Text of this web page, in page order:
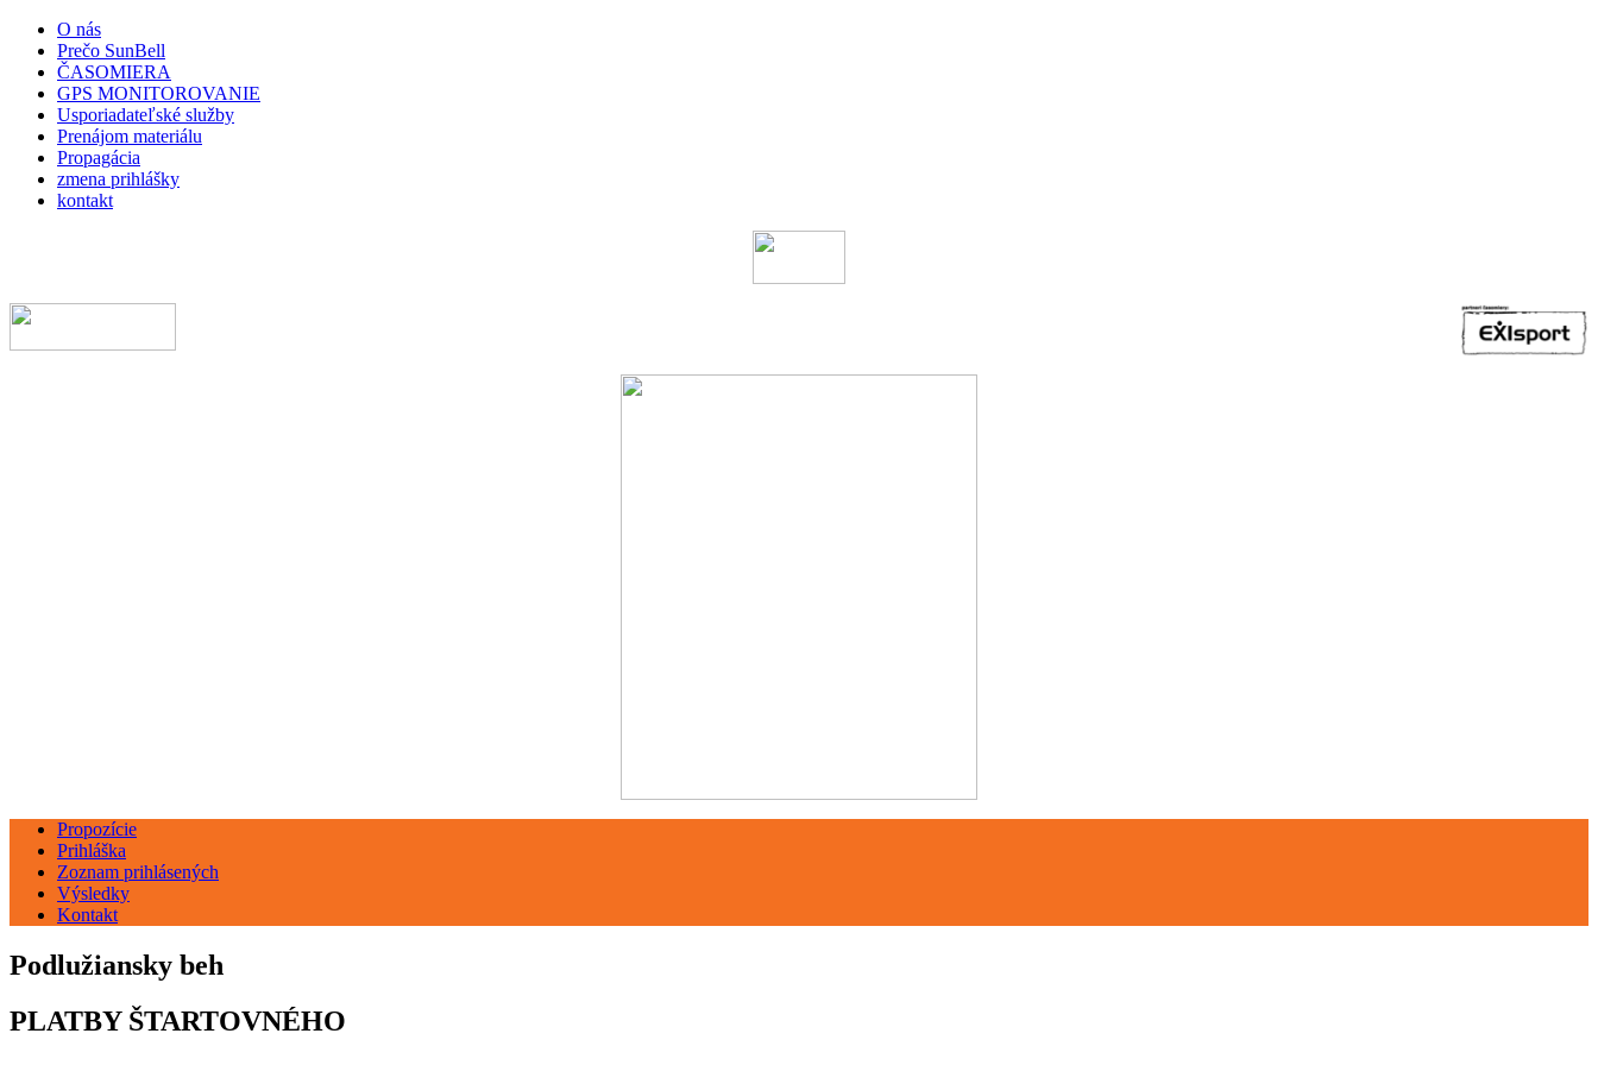
O nás
Prečo SunBell
ČASOMIERA
GPS MONITOROVANIE
Usporiadateľské služby
Prenájom materiálu
Propagácia
zmena prihlášky
kontakt
Propozície
Prihláška
Zoznam prihlásených
Výsledky
Kontakt
Podlužiansky beh
PLATBY ŠTARTOVNÉHO